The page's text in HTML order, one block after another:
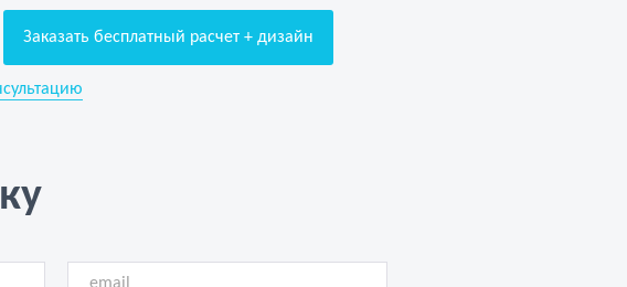
Заказать бесплатный расчет + дизайн